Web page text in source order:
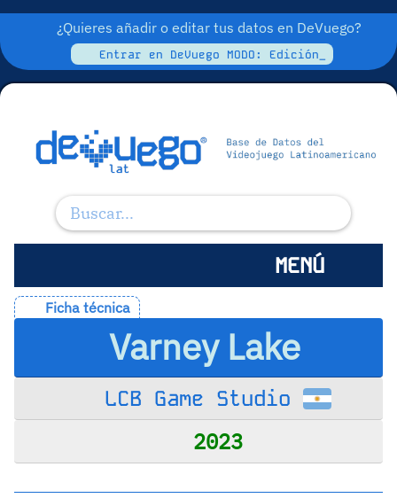
¿Quieres añadir o editar tus datos en DeVuego?
Entrar en DeVuego MODO: Edición_
MENÚ
Ficha técnica
Varney Lake
LCB Game Studio
2023